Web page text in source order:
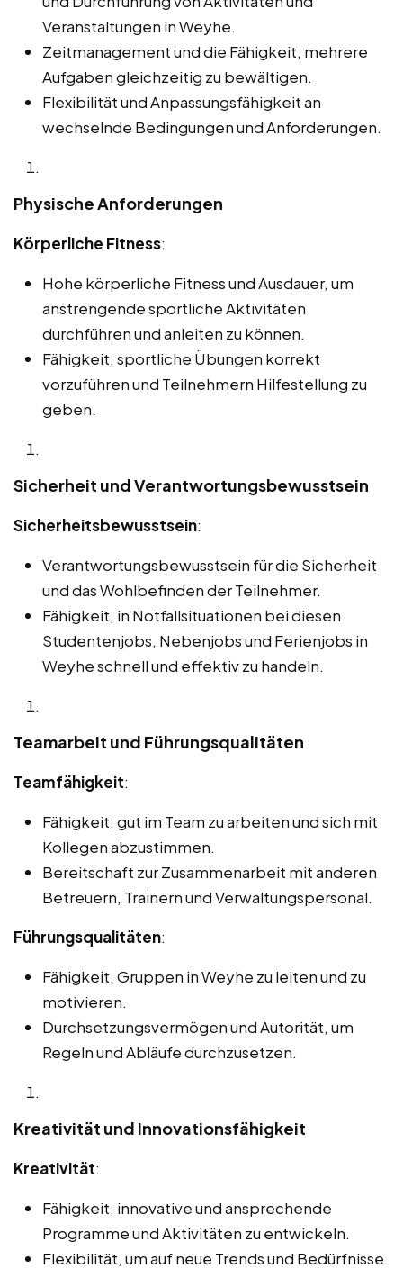
Veranstaltungen in Weyhe.
Zeitmanagement und die Fähigkeit, mehrere
Aufgaben gleichzeitig zu bewältigen.
Flexibilität und Anpassungsfähigkeit an
wechselnde Bedingungen und Anforderungen.
Physische Anforderungen
Körperliche Fitness:
Hohe körperliche Fitness und Ausdauer, um
anstrengende sportliche Aktivitäten
durchführen und anleiten zu können.
Fähigkeit, sportliche Übungen korrekt
vorzuführen und Teilnehmern Hilfestellung zu
geben.
Sicherheit und Verantwortungsbewusstsein
Sicherheitsbewusstsein:
Verantwortungsbewusstsein für die Sicherheit
und das Wohlbefinden der Teilnehmer.
Fähigkeit, in Notfallsituationen bei diesen
Studentenjobs, Nebenjobs und Ferienjobs in
Weyhe schnell und effektiv zu handeln.
Teamarbeit und Führungsqualitäten
Teamfähigkeit:
Fähigkeit, gut im Team zu arbeiten und sich mit
Kollegen abzustimmen.
Bereitschaft zur Zusammenarbeit mit anderen
Betreuern, Trainern und Verwaltungspersonal.
Führungsqualitäten:
Fähigkeit, Gruppen in Weyhe zu leiten und zu
motivieren.
Durchsetzungsvermögen und Autorität, um
Regeln und Abläufe durchzusetzen.
Kreativität und Innovationsfähigkeit
Kreativität:
Fähigkeit, innovative und ansprechende
Programme und Aktivitäten zu entwickeln.
Flexibilität, um auf neue Trends und Bedürfnisse